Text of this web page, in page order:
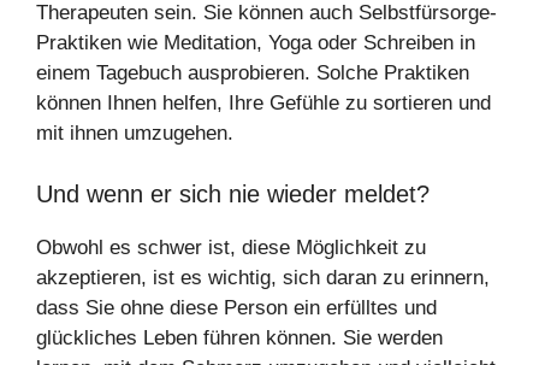
Therapeuten sein. Sie können auch Selbstfürsorge-
Praktiken wie Meditation, Yoga oder Schreiben in
einem Tagebuch ausprobieren. Solche Praktiken
können Ihnen helfen, Ihre Gefühle zu sortieren und
mit ihnen umzugehen.
Und wenn er sich nie wieder meldet?
Obwohl es schwer ist, diese Möglichkeit zu
akzeptieren, ist es wichtig, sich daran zu erinnern,
dass Sie ohne diese Person ein erfülltes und
glückliches Leben führen können. Sie werden